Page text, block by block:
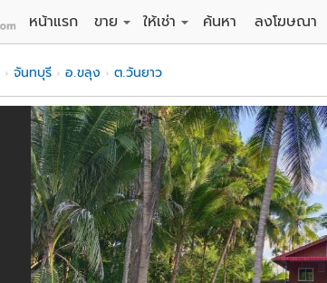
หน้าแรก
ขาย
ขายบ้าน
ขายคอนโด
ขายทาวน์เฮาส์
ขายอพาร์ทเม้นท์ / โรงแรม
ขายอาคารพาณิชย์ / สำนักงาน
ขายโรงงาน / โกดัง
ให้เช่า
ให้เช่าบ้าน
ให้เช่าคอนโด
ให้เช่าทาวน์เฮาส์
ให้เช่าอพาร์ทเม้นท์ / โรงแรม
ให้เช่าอาคารพาณิชย์ / สำนักงาน
ให้เช่าโรงงาน / โกดัง
ค้นหา ลงโฆษณา
จันทบุรี อ.ขลุง ต.วันยาว